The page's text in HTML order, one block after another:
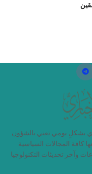
بشكلٍ يومي تعني بالشؤون
كافة المجالات السياسية
وآخر تحديثات التكنولوجيا